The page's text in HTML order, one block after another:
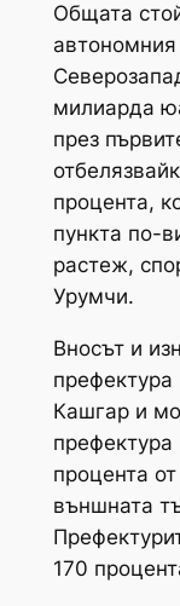
Общата
милиарда
през
процента,
пункта по-
растеж,
Урумчи.
Вносът и
Кашгар и
процента
външната
170